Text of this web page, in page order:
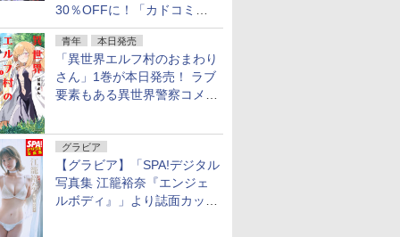
30％OFFに！「カドコミフ
ェア 2026」第2弾が開催中！
青年 本日発売
「異世界エルフ村のおまわり
さん」1巻が本日発売！ ラブ
要素もある異世界警察コメデ
グラビア
【グラビア】「SPA!デジタル
写真集 江籠裕奈『エンジェ
ルボディ』」より誌面カット